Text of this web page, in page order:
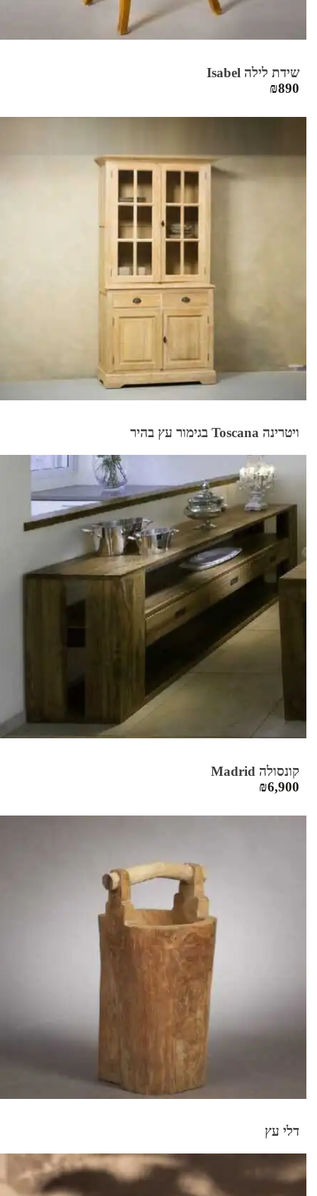
שידת לילה Isabel
₪890
ויטרינה Toscana בגימור עץ בהיר
קונסולה Madrid
₪6,900
דלי עץ